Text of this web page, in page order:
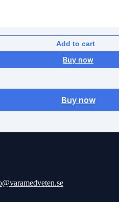
Add to cart
Buy now
Buy now